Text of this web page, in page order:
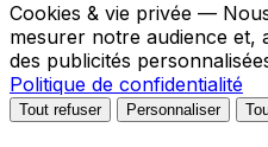
Cookies & vie privée —
mesurer notre audience
des publicités
Politique de confidentialité
Tout refuser Personnaliser